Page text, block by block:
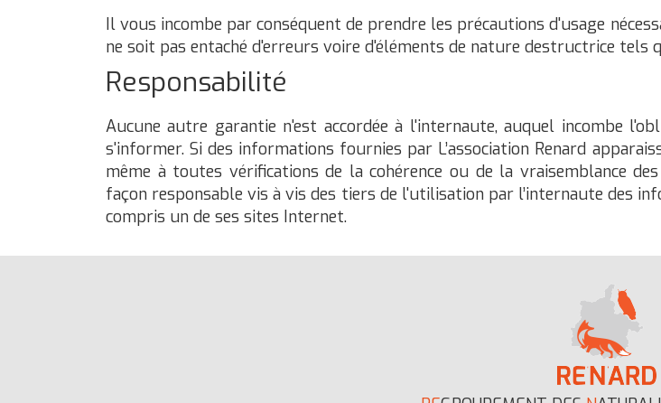
Il vous incombe par conséquent de prendre les précautions d'usage
ne soit pas entaché d'erreurs voire d'éléments de nature destructrice tels
Responsabilité
Aucune autre garantie n'est accordée à l'internaute, auquel incombe
s'informer. Si des informations fournies par L’association Renard
même à toutes vérifications de la cohérence ou de la vraisemblance
façon responsable vis à vis des tiers de l'utilisation par l’internaute des
compris un de ses sites Internet.